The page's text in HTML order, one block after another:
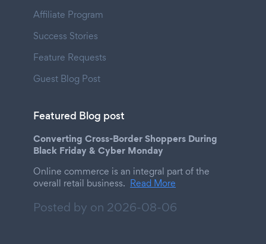
Affiliate Program
Success Stories
Feature Requests
Guest Blog Post
Featured Blog post
Converting Cross-Border Shoppers During
Black Friday & Cyber Monday
Online commerce is an integral part of the
overall retail business. Read More
Posted by on 2026-08-06